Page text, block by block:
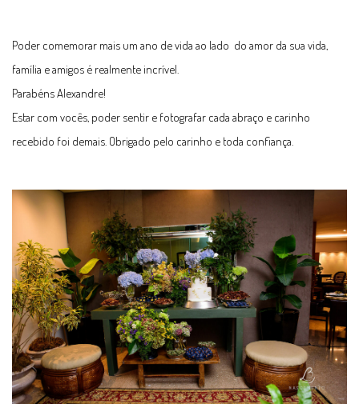
Poder comemorar mais um ano de vida ao lado do amor da sua vida,
família e amigos é realmente incrível.
Parabéns Alexandre!
Estar com vocês, poder sentir e fotografar cada abraço e carinho
recebido foi demais. Obrigado pelo carinho e toda confiança.